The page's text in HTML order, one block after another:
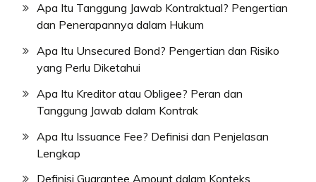
Apa Itu Tanggung Jawab Kontraktual? Pengertian
dan Penerapannya dalam Hukum
Apa Itu Unsecured Bond? Pengertian dan Risiko
yang Perlu Diketahui
Apa Itu Kreditor atau Obligee? Peran dan
Tanggung Jawab dalam Kontrak
Apa Itu Issuance Fee? Definisi dan Penjelasan
Lengkap
Definisi Guarantee Amount dalam Konteks